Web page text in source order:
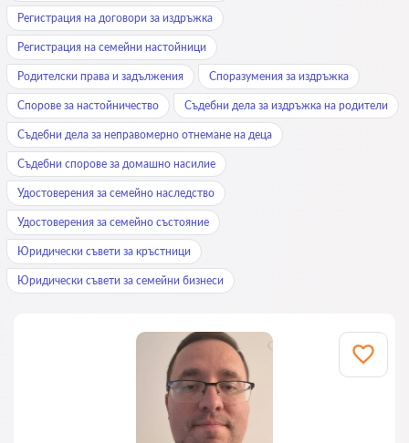
Регистрация на договори за издръжка
Регистрация на семейни настойници
Родителски права и задължения Споразумения за издръжка
Спорове за настойничество Съдебни дела за издръжка на родители
Съдебни дела за неправомерно отнемане на деца
Съдебни спорове за домашно насилие
Удостоверения за семейно наследство
Удостоверения за семейно състояние
Юридически съвети за кръстници
Юридически съвети за семейни бизнеси